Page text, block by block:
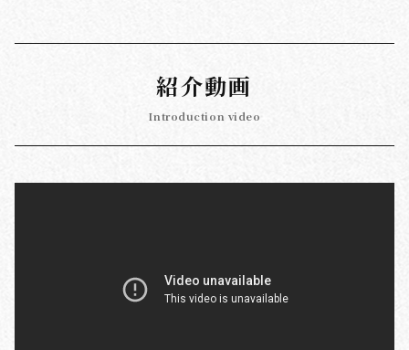
紹介動画
Introduction video